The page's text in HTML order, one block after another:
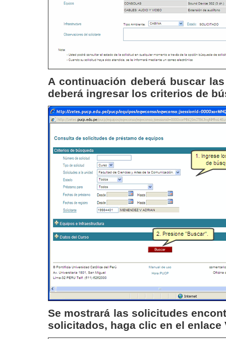
A continuación deberá buscar
deberá ingresar los criterios de
Se mostrará las solicitudes
solicitados, haga clic en el enlace